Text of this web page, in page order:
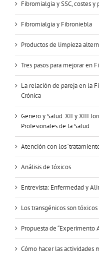
Fibromialgia y SSC, costes y
Fibromialgia y Fibroniebla
Productos de limpieza
Tres pasos para mejorar en
La relación de pareja en la
Crónica
Genero y Salud. XII y XIII
Profesionales de la Salud
Atención con los
Análisis de tóxicos
Entrevista: Enfermedad y
Los transgénicos son tóxicos
Propuesta de “Experimento
Cómo hacer las actividades